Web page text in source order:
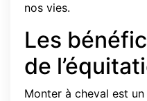
nos vies.
Les
de
Monter à cheval est